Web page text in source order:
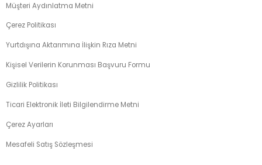
Müşteri Aydınlatma Metni
Çerez Politikası
Yurtdışına Aktarımına İlişkin Rıza Metni
Kişisel Verilerin Korunması Başvuru Formu
Gizlilik Politikası
Ticari Elektronik İleti Bilgilendirme Metni
Çerez Ayarları
Mesafeli Satış Sözleşmesi